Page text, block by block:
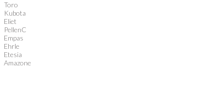
Toro
Kubota
Eliet
PellenC
Empas
Ehrle
Etesia
Amazone